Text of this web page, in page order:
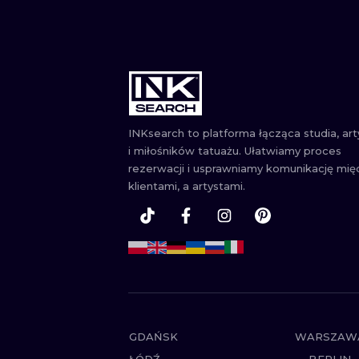
INKsearch to platforma łącząca studia,
i miłośników tatuażu. Ułatwiamy proces
rezerwacji i usprawniamy komunikację
klientami, a artystami.
GDAŃSK